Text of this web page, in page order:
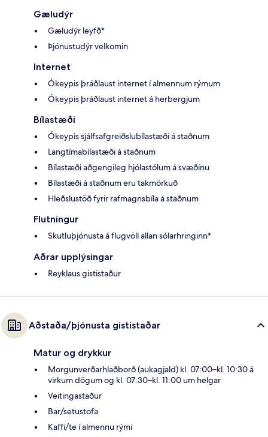
Gæludýr
Gæludýr leyfð*
Þjónustudýr velkomin
Internet
Ókeypis þráðlaust internet í almennum rýmum
Ókeypis þráðlaust internet á herbergjum
Bílastæði
Ókeypis sjálfsafgreiðslubílastæði á staðnum
Langtímabílastæði á staðnum
Bílastæði aðgengileg hjólastólum á svæðinu
Bílastæði á staðnum eru takmörkuð
Hleðslustöð fyrir rafmagnsbíla á staðnum
Flutningur
Skutluþjónusta á flugvöll allan sólarhringinn*
Aðrar upplýsingar
Reyklaus gististaður
Aðstaða/þjónusta gististaðar
Matur og drykkur
Morgunverðarhlaðborð (aukagjald) kl. 07:00–kl. 10:30 á
virkum dögum og kl. 07:30–kl. 11:00 um helgar
Veitingastaður
Bar/setustofa
Kaffi/te í almennu rými